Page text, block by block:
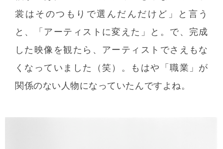
裳はそのつもりで選んだんだけど」と言う
と、「アーティストに変えた」と。で、完成
した映像を観たら、アーティストでさえもな
くなっていました（笑）。もはや「職業」が
関係のない人物になっていたんですよね。